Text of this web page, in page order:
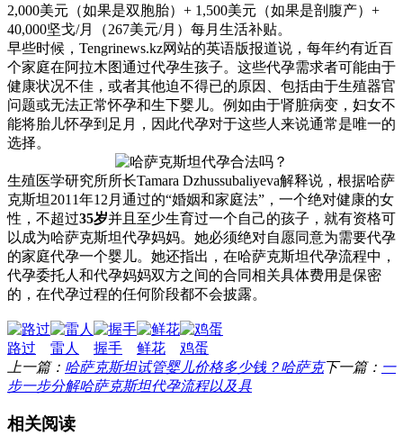
2,000美元（如果是双胞胎）+ 1,500美元（如果是剖腹产）+
40,000坚戈/月（267美元/月）每月生活补贴。
早些时候，Tengrinews.kz网站的英语版报道说，每年约有近百
个家庭在阿拉木图通过代孕生孩子。这些代孕需求者可能由于
健康状况不佳，或者其他迫不得已的原因、包括由于生殖器官
问题或无法正常怀孕和生下婴儿。例如由于肾脏病变，妇女不
能将胎儿怀孕到足月，因此代孕对于这些人来说通常是唯一的
选择。
生殖医学研究所所长Tamara Dzhussubaliyeva解释说，根据哈萨
克斯坦2011年12月通过的“婚姻和家庭法”，一个绝对健康的女
性，不超过35岁并且至少生育过一个自己的孩子，就有资格可
以成为哈萨克斯坦代孕妈妈。她必须绝对自愿同意为需要代孕
的家庭代孕一个婴儿。她还指出，在哈萨克斯坦代孕流程中，
代孕委托人和代孕妈妈双方之间的合同相关具体费用是保密
的，在代孕过程的任何阶段都不会披露。
路过 雷人 握手 鲜花
鸡蛋
上一篇： 哈萨克斯坦试管婴儿价格多少钱？哈萨克下一篇： 一
步一步分解哈萨克斯坦代孕流程以及具
相关阅读